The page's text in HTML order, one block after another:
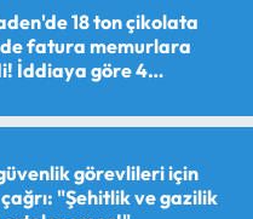
18 ton çikolata
fatura memurlara
İddiaya göre 4
görevlileri için
"Şehitlik ve gazilik